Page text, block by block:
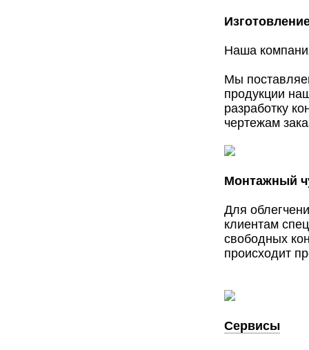
Наша
Мы
продукции
разработку
чертежам
Монтажный
Для
клиентам
свободных
происходит
Сервисы